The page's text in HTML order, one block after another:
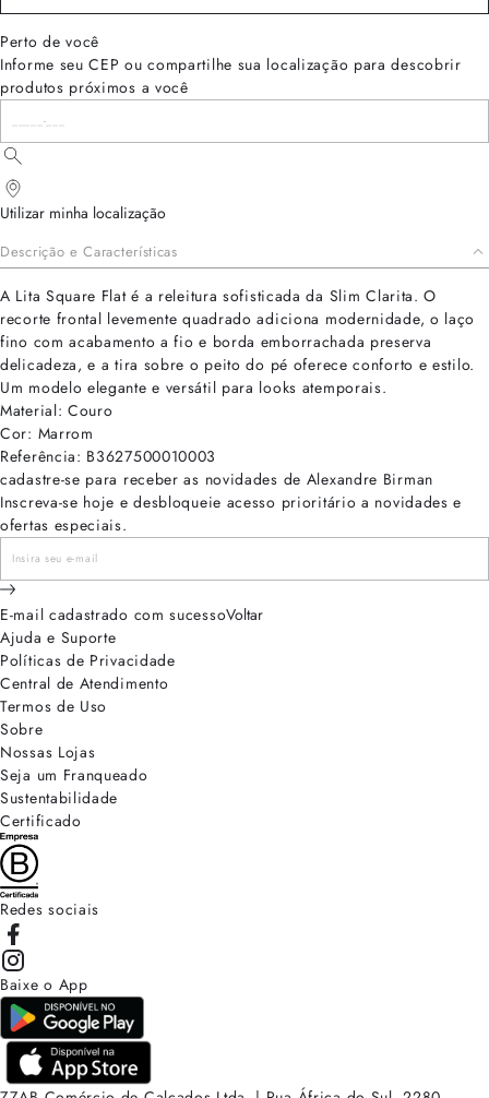
Perto de você
Informe seu CEP ou compartilhe sua localização para descobrir
produtos próximos a você
Utilizar minha localização
Descrição e Características
A Lita Square Flat é a releitura sofisticada da Slim Clarita. O
recorte frontal levemente quadrado adiciona modernidade, o laço
fino com acabamento a fio e borda emborrachada preserva
delicadeza, e a tira sobre o peito do pé oferece conforto e estilo.
Um modelo elegante e versátil para looks atemporais.
Material: Couro
Cor: Marrom
Referência: B3627500010003
cadastre-se para receber as novidades de Alexandre Birman
Inscreva-se hoje e desbloqueie acesso prioritário a novidades e
ofertas especiais.
E-mail cadastrado com sucessoVoltar
Ajuda e Suporte
Políticas de Privacidade
Central de Atendimento
Termos de Uso
Sobre
Nossas Lojas
Seja um Franqueado
Sustentabilidade
Certificado
Redes sociais
Baixe o App